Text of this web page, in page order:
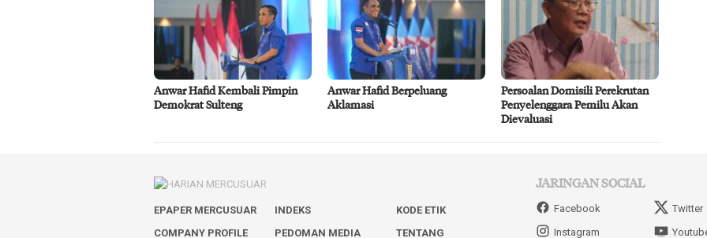
Anwar Hafid Kembali Pimpin
Demokrat Sulteng
Anwar Hafid Berpeluang
Aklamasi
Persoalan Domisili Perekrutan
Penyelenggara Pemilu Akan
Dievaluasi
EPAPER MERCUSUAR INDEKS
KODE ETIK
COMPANY PROFILE
PEDOMAN MEDIA TENTANG
JARINGAN SOCIAL
Facebook
Twitter
Instagram